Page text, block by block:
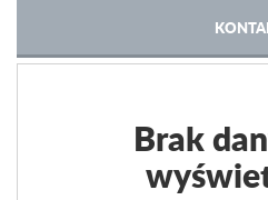
Brak